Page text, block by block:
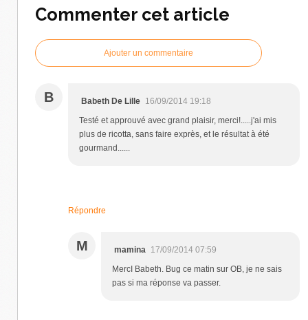
Commenter cet article
Ajouter un commentaire
B Babeth De Lille 16/09/2014 19:18
Testé et approuvé avec grand plaisir, merci!.....j'ai mis
plus de ricotta, sans faire exprès, et le résultat à été
gourmand......
Répondre
M mamina
17/09/2014 07:59
MercI Babeth. Bug ce matin sur OB, je ne sais
pas si ma réponse va passer.